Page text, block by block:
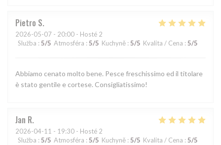
Pietro S
2026-05-07 - 20:00 - Hosté 2
Služba : 5/5 Atmosféra : 5/5 Kuchyně : 5/5 Kvalita / Cena : 5/5
Abbiamo cenato molto bene. Pesce freschissimo ed il titolare
è stato gentile e cortese. Consigliatissimo!
Jan R
2026-04-11 - 19:30 - Hosté 2
Služba : 5/5 Atmosféra : 5/5 Kuchyně : 5/5 Kvalita / Cena : 5/5